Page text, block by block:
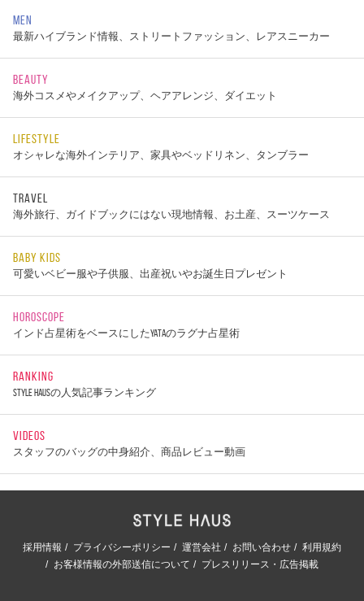
MEN
最新ハイブランド情報、ストリートファッション、レアスニーカー
BEAUTY
海外コスメやメイクアップ、ヘアアレンジ、ダイエット
LIFESTYLE
オシャレな海外インテリア、家具やベッドリネン、タンブラー
TRAVEL
海外旅行、ガイドブックにはない現地情報、お土産、スーツケース
BABY KIDS
可愛いベビー服や子供服、出産祝いやお誕生日プレゼント
HOROSCOPE
インド占星術をベースにしたYATAのラグナ占星術
RANKING
STYLE HAUSの人気記事ランキング
VIDEOS
スタッフのバッグの中身紹介、商品レビュー動画
採用情報 プライバシーポリシー 運営会社 お問い合わせ
利用規約
お客様情報の外部送信について
プレスリリース・広告掲載